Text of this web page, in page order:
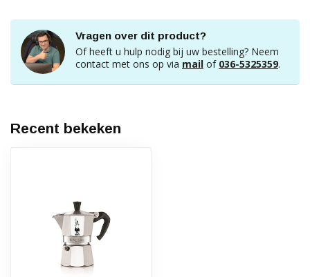
Vragen over dit product?
Of heeft u hulp nodig bij uw bestelling? Neem
contact met ons op via mail of 036-5325359.
Recent bekeken